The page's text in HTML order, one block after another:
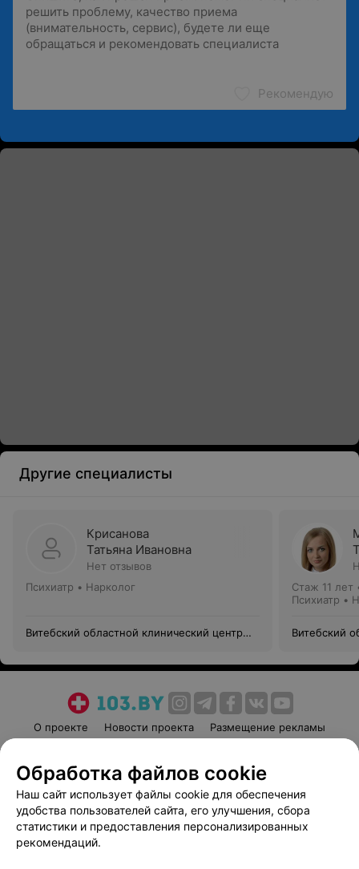
Рекомендую
Другие специалисты
Крисанова
Татьяна Ивановна
Нет отзывов
Психиатр • Нарколог
Витебский областной клинический центр
Стаж 11 лет
Психиатр •
Витебский
О проекте Новости проекта
Размещение рекламы
Пользовательское соглашение
Способы оплаты
Вакансии
Партнеры
Написать руководителю 103.by
Обработка файлов cookie
Наш сайт использует файлы cookie для обеспечения
удобства пользователей сайта, его улучшения, сбора
статистики и предоставления персонализированных
рекомендаций.